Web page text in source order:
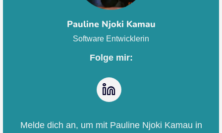
Pauline Njoki Kamau
Software Entwicklerin
Folge mir:
Melde dich an, um mit Pauline Njoki Kamau in